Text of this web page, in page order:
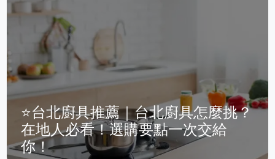
⭐台北廚具推薦｜台北廚具怎麼挑？
在地人必看！選購要點一次交給
你！